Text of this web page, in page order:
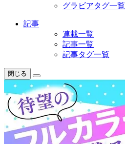
グラビアタグ一覧
記事
連載一覧
記事一覧
記事タグ一覧
閉じる